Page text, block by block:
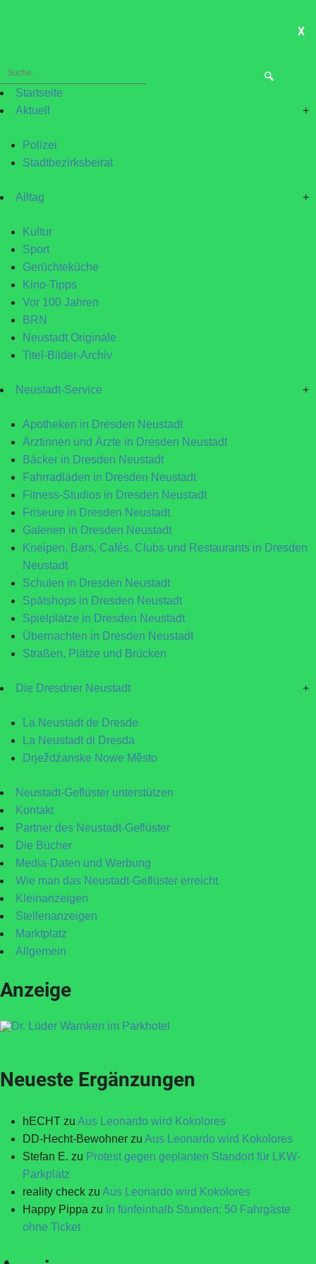
X
Suche
nach:Startseite
Aktuell
+
Polizei
Stadtbezirksbeirat
Alltag +
Kultur
Sport
Gerüchteküche
Kino-Tipps
Vor 100 Jahren
BRN
Neustadt Originale
Titel-Bilder-Archiv
Neustadt-Service +
Apotheken in Dresden Neustadt
Ärztinnen und Ärzte in Dresden Neustadt
Bäcker in Dresden Neustadt
Fahrradläden in Dresden Neustadt
Fitness-Studios in Dresden Neustadt
Friseure in Dresden Neustadt
Galerien in Dresden Neustadt
Kneipen, Bars, Cafés, Clubs und Restaurants in Dresden
Neustadt
Schulen in Dresden Neustadt
Spätshops in Dresden Neustadt
Spielplätze in Dresden Neustadt
Übernachten in Dresden Neustadt
Straßen, Plätze und Brücken
Die Dresdner Neustadt +
La Neustadt de Dresde
La Neustadt di Dresda
Drježdźanske Nowe Město
Neustadt-Geflüster unterstützen
Kontakt
Partner des Neustadt-Geflüster
Die Bücher
Media-Daten und Werbung
Wie man das Neustadt-Geflüster erreicht
Kleinanzeigen
Stellenanzeigen
Marktplatz
Allgemein
Anzeige
Neueste Ergänzungen
hECHT zu Aus Leonardo wird Kokolores
DD-Hecht-Bewohner zu Aus Leonardo wird Kokolores
Stefan E. zu Protest gegen geplanten Standort für LKW-
Parkplatz
reality check zu Aus Leonardo wird Kokolores
Happy Pippa zu In fünfeinhalb Stunden: 50 Fahrgäste
ohne Ticket